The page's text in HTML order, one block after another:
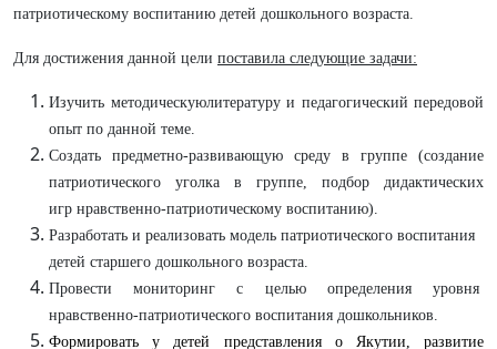
патриотическому воспитанию детей дошкольного возраста.
Для достижения данной цели поставила следующие задачи:
Изучить методическуюлитературу и педагогический передовой
опыт по данной теме.
Создать предметно-развивающую среду в группе (создание
патриотического уголка в группе, подбор дидактических
игр нравственно-патриотическому воспитанию).
Разработать и реализовать модель патриотического воспитания
детей старшего дошкольного возраста.
Провести мониторинг с целью определения уровня
нравственно-патриотического воспитания дошкольников.
Формировать у детей представления о Якутии, развитие